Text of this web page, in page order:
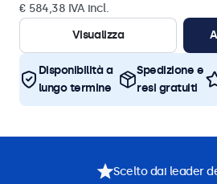
€ 584,38 IVA incl.
Visualizza
Disponibilità a
lungo termine
Spedizione e
resi gratuiti
Scelto dai leader